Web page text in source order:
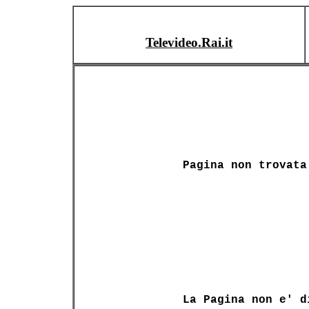
Televideo.Rai.it
Pagina non trovata
La Pagina non e'